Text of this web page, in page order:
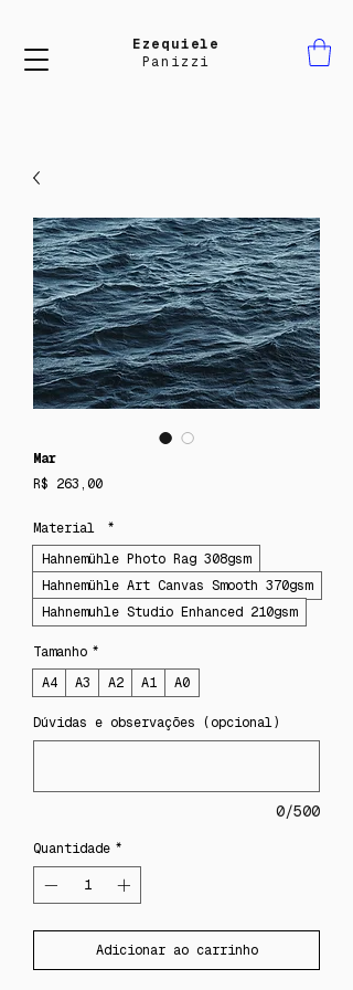
Ezequiele
Panizzi
Mar
R$ 263,00Preço
Material
*
Hahnemühle Photo Rag 308gsm
Hahnemühle Art Canvas Smooth 370gsm
Hahnemuhle Studio Enhanced 210gsm
Tamanho *
A4
A3 A2 A1 A0
Dúvidas e observações (opcional)
0/500
Quantidade *
Adicionar ao carrinho